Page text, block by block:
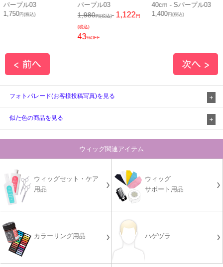
パープル03
1,750円(税込)
パープル03
1,980円(税込) 1,122 円
(税込)
43%OFF
40cm - Sパープル03
1,400円(税込)
フォトパレード(お客様投稿写真)を見る
似た色の商品を見る
ウィッグ関連アイテム
ウィッグセット・ケア
用品
ウィッグ
サポート用品
カラーリング用品 ハゲヅラ